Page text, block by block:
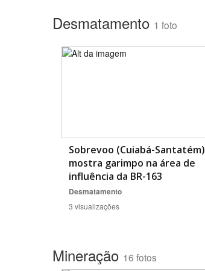
Área de Levantamento
Desmatamento 1 foto
Sobrevoo (Cuiabá-Santatém)
mostra garimpo na área de
influência da BR-163
Desmatamento
3 visualizações
Mineração 16 fotos